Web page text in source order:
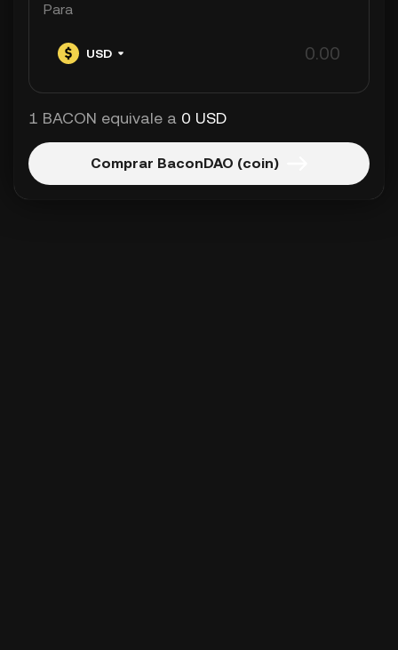
Para
USD
1 BACON equivale a 0 USD
Comprar BaconDAO (coin)